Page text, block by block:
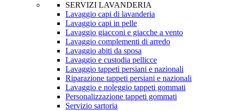
SERVIZI LAVANDERIA
Lavaggio capi di lavanderia
Lavaggio capi in pelle
Lavaggio giacconi e giacche a vento
Lavaggio complementi di arredo
Lavaggio abiti da sposa
Lavaggio e custodia pellicce
Lavaggio tappeti persiani e nazionali
Riparazione tappeti persiani e nazionali
Lavaggio e noleggio tappeti gommati
Personalizzazione tappeti gommati
Servizio sartoria